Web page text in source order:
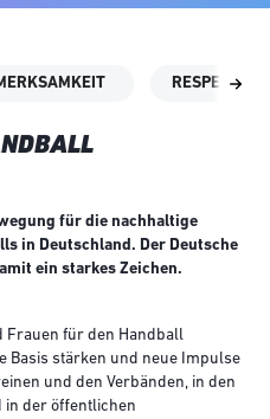
RESPEKT
für die nachhaltige
in Deutschland. Der Deutsche
ein starkes Zeichen.
Frauen für den Handball
Basis stärken und neue Impulse
und den Verbänden, in den
der öffentlichen